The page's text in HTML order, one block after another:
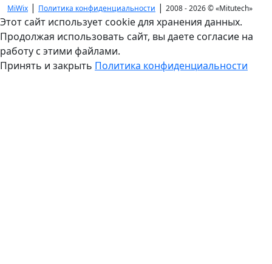
MiWix | Политика конфиденциальности | 2008 - 2026 ©«Mitutech»
Этот сайт использует cookie для хранения данных.
Продолжая использовать сайт, вы даете согласие на
работу с этими файлами.
Принять и закрыть Политика конфиденциальности